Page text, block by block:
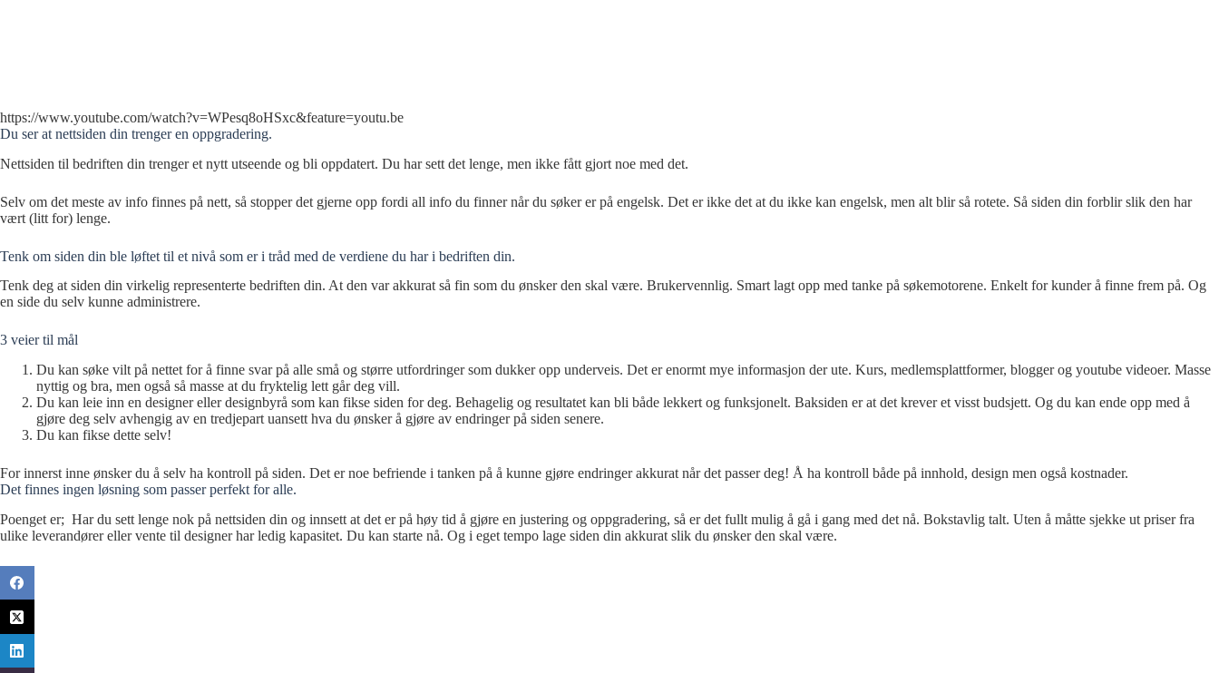
https://www.youtube.com/watch?v=WPesq8oHSxc&feature=youtu.be
Du ser at nettsiden din trenger en oppgradering.
Nettsiden til bedriften din trenger et nytt utseende og bli oppdatert. Du har sett det lenge, men ikke fått gjort noe med det.
Selv om det meste av info finnes på nett, så stopper det gjerne opp fordi all info du finner når du søker er på engelsk. Det er ikke det at du ikke kan engelsk, men alt blir så rotete. Så siden din forblir slik den har
vært (litt for) lenge.
Tenk om siden din ble løftet til et nivå som er i tråd med de verdiene du har i bedriften din.
Tenk deg at siden din virkelig representerte bedriften din. At den var akkurat så fin som du ønsker den skal være. Brukervennlig. Smart lagt opp med tanke på søkemotorene. Enkelt for kunder å finne frem på. Og
en side du selv kunne administrere.
3 veier til mål
Du kan søke vilt på nettet for å finne svar på alle små og større utfordringer som dukker opp underveis. Det er enormt mye informasjon der ute. Kurs, medlemsplattformer, blogger og youtube videoer. Masse
nyttig og bra, men også så masse at du fryktelig lett går deg vill.
Du kan leie inn en designer eller designbyrå som kan fikse siden for deg. Behagelig og resultatet kan bli både lekkert og funksjonelt. Baksiden er at det krever et visst budsjett. Og du kan ende opp med å
gjøre deg selv avhengig av en tredjepart uansett hva du ønsker å gjøre av endringer på siden senere.
Du kan fikse dette selv!
For innerst inne ønsker du å selv ha kontroll på siden. Det er noe befriende i tanken på å kunne gjøre endringer akkurat når det passer deg! Å ha kontroll både på innhold, design men også kostnader.
Det finnes ingen løsning som passer perfekt for alle.
Poenget er; Har du sett lenge nok på nettsiden din og innsett at det er på høy tid å gjøre en justering og oppgradering, så er det fullt mulig å gå i gang med det nå. Bokstavlig talt. Uten å måtte sjekke ut priser fra
ulike leverandører eller vente til designer har ledig kapasitet. Du kan starte nå. Og i eget tempo lage siden din akkurat slik du ønsker den skal være.